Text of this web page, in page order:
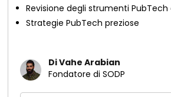
Revisione degli strumenti PubTech
Strategie PubTech preziose
Di Vahe Arabian
Fondatore di SODP